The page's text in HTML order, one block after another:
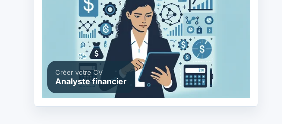
Créer votre CV
Analyste financier